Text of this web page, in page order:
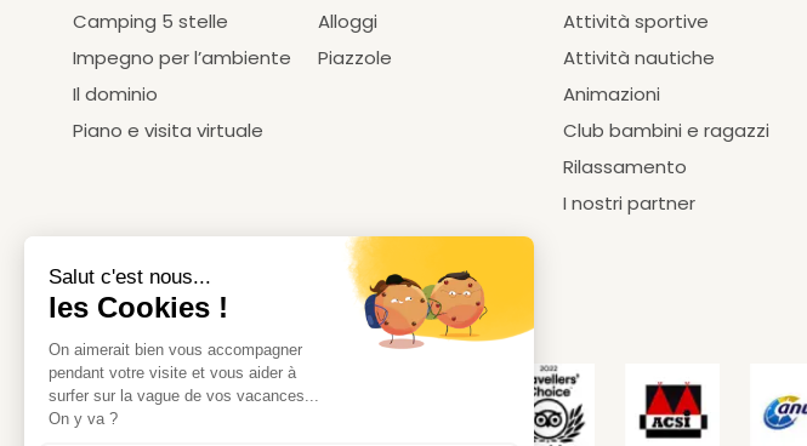
Camping 5 stelle
Impegno per l’ambiente
Il dominio
Piano e visita virtuale
Alloggi
Piazzole
Attività sportive
Attività nautiche
Animazioni
Club bambini e ragazzi
Rilassamento
I nostri partner
Le nostre certificazioni